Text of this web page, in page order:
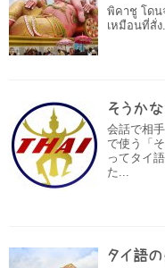
พิคาชู โดน
เหมือนที่สั่ง
そうか
会話で相
で使う「
ってタイ
た...
タイ語